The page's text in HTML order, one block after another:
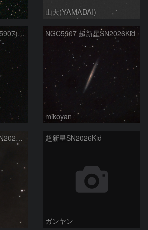
山大(YAMADAI)
超新星2026kid (NGC5907) 5/17 NGC5907 超新星SN2026Kid
mikoyan
NGC5907 & 超新星SN2026kid 超新星SN2026Kid
ガンヤン